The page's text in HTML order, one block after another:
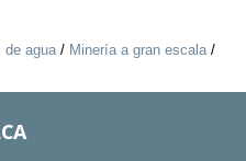
de agua/ Minería a gran escala/